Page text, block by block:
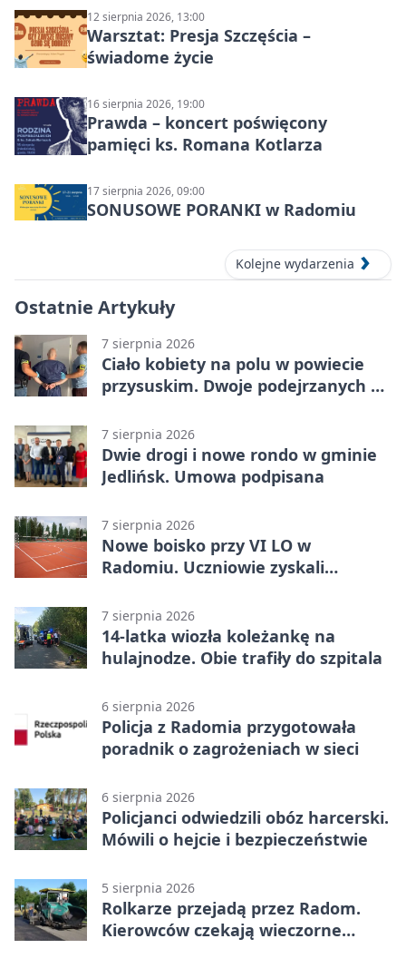
12 sierpnia 2026, 13:00
Warsztat: Presja Szczęścia –
świadome życie
16 sierpnia 2026, 19:00
Prawda – koncert poświęcony
pamięci ks. Romana Kotlarza
17 sierpnia 2026, 09:00
SONUSOWE PORANKI w Radomiu
Kolejne wydarzenia
Ostatnie Artykuły
7 sierpnia 2026
Ciało kobiety na polu w powiecie
przysuskim. Dwoje podejrzanych w
7 sierpnia 2026
Dwie drogi i nowe rondo w gminie
Jedlińsk. Umowa podpisana
7 sierpnia 2026
Nowe boisko przy VI LO w
Radomiu. Uczniowie zyskali
7 sierpnia 2026
14-latka wiozła koleżankę na
hulajnodze. Obie trafiły do szpitala
6 sierpnia 2026
Policja z Radomia przygotowała
poradnik o zagrożeniach w sieci
6 sierpnia 2026
Policjanci odwiedzili obóz harcerski.
Mówili o hejcie i bezpieczeństwie
5 sierpnia 2026
Rolkarze przejadą przez Radom.
Kierowców czekają wieczorne